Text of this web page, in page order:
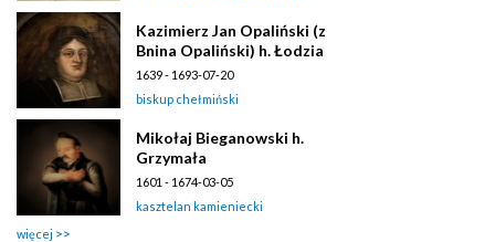
Kazimierz Jan Opaliński (z
Bnina Opaliński) h. Łodzia
1639 - 1693-07-20
biskup chełmiński
Mikołaj Bieganowski h.
Grzymała
1601 - 1674-03-05
kasztelan kamieniecki
więcej